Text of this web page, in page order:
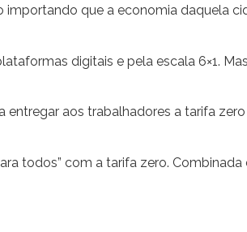
importando que a economia daquela
digitais e pela escala 6×1.
entregar aos trabalhadores a tarifa
todos” com a tarifa zero. Combinada